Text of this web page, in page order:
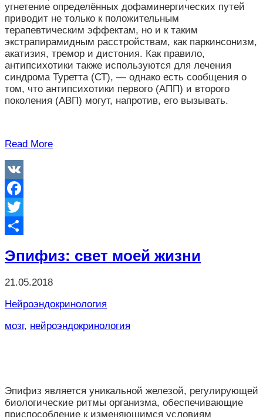
угнетение определённых дофаминергических путей
приводит не только к положительным
терапевтическим эффектам, но и к таким
экстрапирамидным расстройствам, как паркинсонизм,
акатизия, тремор и дистония. Как правило,
антипсихотики также используются для лечения
синдрома Туретта (СТ), — однако есть сообщения о
том, что антипсихотики первого (АПП) и второго
поколения (АВП) могут, напротив, его вызывать.
Read More
VK
Facebook
Twitter
Эпифиз: свет моей жизни
21.05.2018
Нейроэндокринология
мозг, нейроэндокринология
Эпифиз является уникальной железой, регулирующей
биологические ритмы организма, обеспечивающие
приспособление к изменяющимся условиям